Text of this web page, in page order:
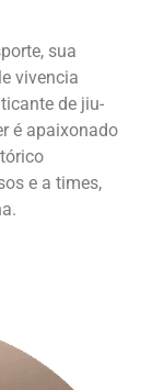
sua
vivencia
de jiu-
é apaixonado
e a times,